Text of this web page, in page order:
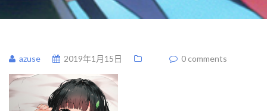
azuse 2019年1月15日 0 comments